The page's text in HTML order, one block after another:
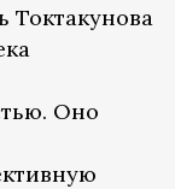
Токтакунова
Оно